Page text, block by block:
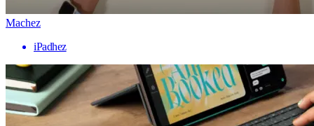
Machez
iPadhez